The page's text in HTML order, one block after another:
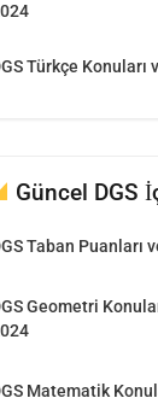
Türkçe Konuları
Güncel DGS
Taban Puanları
Geometri
Matematik